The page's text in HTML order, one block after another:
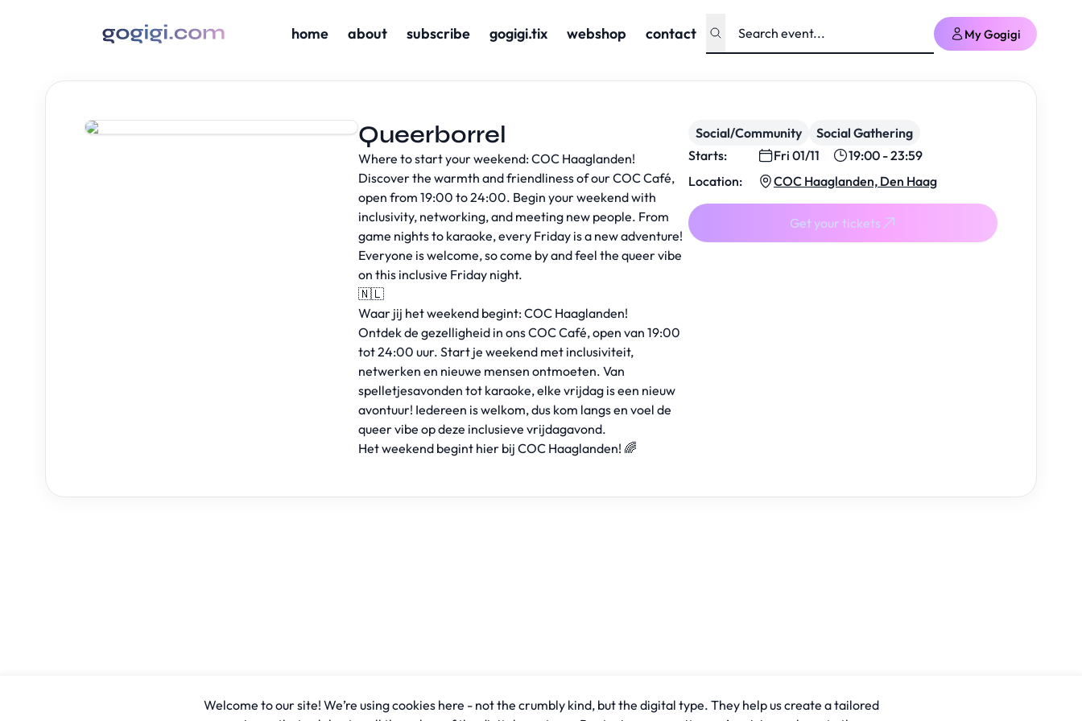
home about subscribe gogigi.tix webshop contact My Gogigi
Queerborrel
Where to start your weekend: COC Haaglanden!
Discover the warmth and friendliness of our COC Café,
open from 19:00 to 24:00. Begin your weekend with
inclusivity, networking, and meeting new people. From
game nights to karaoke, every Friday is a new adventure!
Everyone is welcome, so come by and feel the queer vibe
on this inclusive Friday night.
🇳🇱
Waar jij het weekend begint: COC Haaglanden!
Ontdek de gezelligheid in ons COC Café, open van 19:00
tot 24:00 uur. Start je weekend met inclusiviteit,
netwerken en nieuwe mensen ontmoeten. Van
spelletjesavonden tot karaoke, elke vrijdag is een nieuw
avontuur! Iedereen is welkom, dus kom langs en voel de
queer vibe op deze inclusieve vrijdagavond.
Het weekend begint hier bij COC Haaglanden! 🌈
Social/Community
Social Gathering
Starts:
Fri 01/11
19:00 - 23:59
Location:
COC Haaglanden, Den Haag
Get your tickets
Welcome to our site! We’re using cookies here - not the crumbly kind, but the digital type. They help us create a tailored